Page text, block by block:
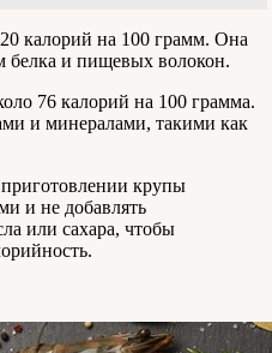
калорий на 100 грамм. Она
белка и пищевых волокон.
76 калорий на 100 грамма.
и минералами, такими как
крупы
и не добавлять
или сахара, чтобы